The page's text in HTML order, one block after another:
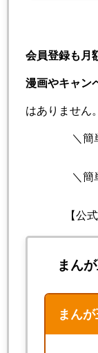
会員登録も月
漫画やキャン
はありません。
＼簡
＼簡
【公
まん
まん